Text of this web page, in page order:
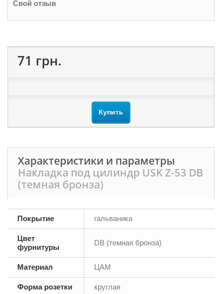
Свой отзыв
71 грн.
Купить
Характеристики и параметры
Накладка под цилиндр USK Z-53 DB
(темная бронза)
Покрытие гальваника
Цвет
фурнитуры
DB (темная бронза)
Материал ЦАМ
Форма розетки круглая